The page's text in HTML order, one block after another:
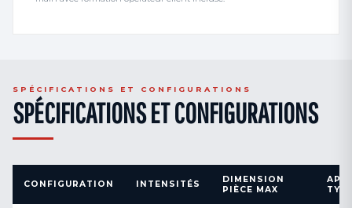
SPÉCIFICATIONS ET CONFIGURATIONS
SPÉCIFICATIONS ET CONFIGURATIONS
CONFIGURATION INTENSITÉS
DIMENSION
PIÈCE MAX